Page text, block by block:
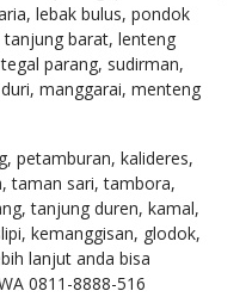
lebak bulus, pondok
barat, lenteng
parang, sudirman,
manggarai, menteng
petamburan, kalideres,
taman sari, tambora,
tanjung duren, kamal,
kemanggisan, glodok,
lanjut anda bisa
0811-8888-516